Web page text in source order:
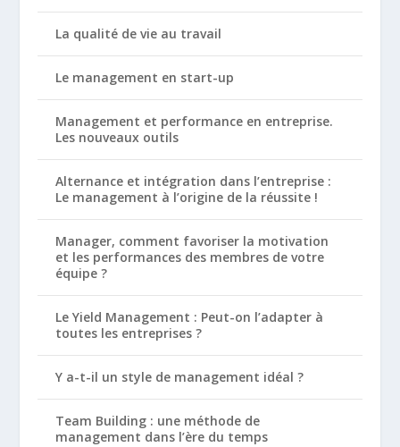
La qualité de vie au travail
Le management en start-up
Management et performance en entreprise.
Les nouveaux outils
Alternance et intégration dans l’entreprise :
Le management à l’origine de la réussite !
Manager, comment favoriser la motivation
et les performances des membres de votre
équipe ?
Le Yield Management : Peut-on l’adapter à
toutes les entreprises ?
Y a-t-il un style de management idéal ?
Team Building : une méthode de
management dans l’ère du temps